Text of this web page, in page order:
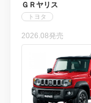
ＧＲヤリス
トヨタ
2026.08発売